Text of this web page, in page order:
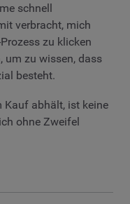
schnell
verbracht, mich
zu klicken
um zu wissen, dass
besteht.
Kauf abhält, ist keine
ohne Zweifel